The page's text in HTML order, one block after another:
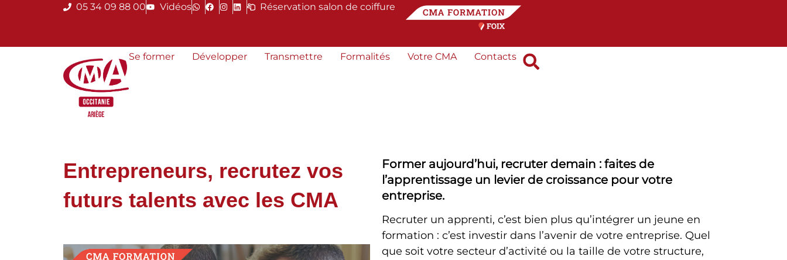
05 34 09 88 00 Vidéos Réservation salon de coiffure
Se former Développer Transmettre Formalités Votre CMA Contacts
Entrepreneurs, recrutez vos
futurs talents avec les CMA
Former aujourd’hui, recruter demain : faites de
l’apprentissage un levier de croissance pour votre
entreprise.
Recruter un apprenti, c’est bien plus qu’intégrer un jeune en
formation : c’est investir dans l’avenir de votre entreprise. Quel
que soit votre secteur d’activité ou la taille de votre structure,